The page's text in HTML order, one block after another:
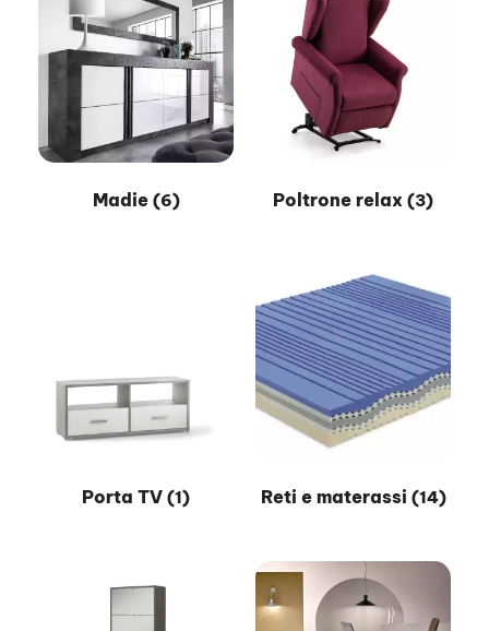
Madie (6) Poltrone relax (3)
Porta TV (1) Reti e materassi (14)